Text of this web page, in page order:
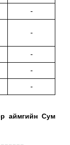
-
-
-
-
-
аймгийн Сум